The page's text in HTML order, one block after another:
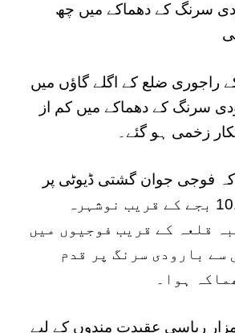
سرنگ کے دھماکے میں چھ
راجوری ضلع کے اگلے گاؤں میں
سرنگ کے دھماکے میں کم از
زخمی ہو گئے۔
کہ فوجی جوان گشتی ڈیوٹی پر
تھے جب صبح 10.45 بجے کے قریب نوشہرہ
قلعہ کے قریب فوجیوں میں
سے بارودی سرنگ پر قدم
ہوا۔
ریاسی عقیدت مندوں کے لیے